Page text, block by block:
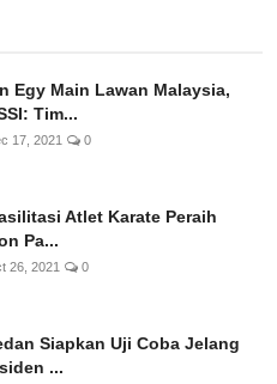
Egy Main Lawan Malaysia,
Tim...
17, 2021 0
Atlet Karate Peraih
Pa...
26, 2021 0
Siapkan Uji Coba Jelang
...